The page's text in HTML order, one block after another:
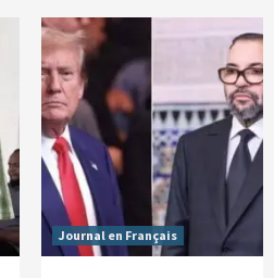
Journal en Français